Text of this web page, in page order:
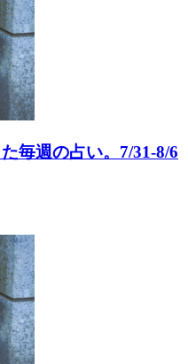
毎週の占い。7/31-8/6